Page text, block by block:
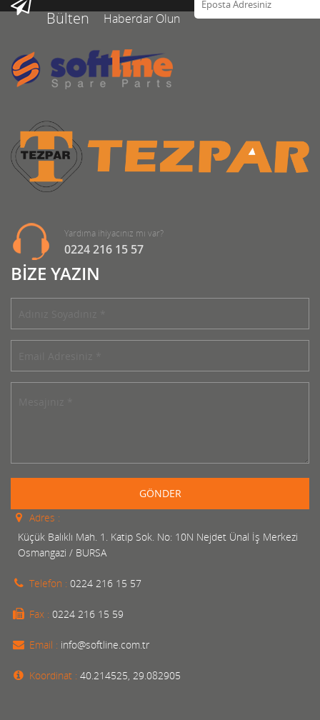
Bülten
Haberdar Olun
Yardıma ihiyacınız mı var?
0224 216 15 57
BİZE YAZIN
GÖNDER
Adres :
Küçük Balıklı Mah. 1. Katip Sok. No: 10N Nejdet Ünal İş Merkezi
Osmangazi / BURSA
Telefon : 0224 216 15 57
Fax : 0224 216 15 59
Email : info@softline.com.tr
Koordinat : 40.214525, 29.082905